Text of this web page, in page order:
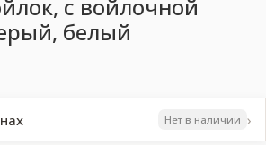
с войлочной
белый
Нет в наличии ›